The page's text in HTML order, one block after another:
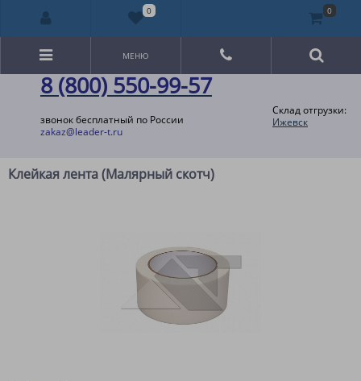
8 (800) 550-99-57
звонок бесплатный по России
zakaz@leader-t.ru
Склад отгрузки:
Ижевск
МЕНЮ
Клейкая лента (Малярный скотч)
0 0